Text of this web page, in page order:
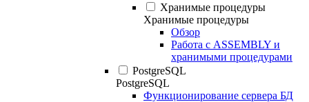
Хранимые процедуры
Хранимые процедуры
Обзор
Работа с ASSEMBLY и
хранимыми процедурами
PostgreSQL
PostgreSQL
Функционирование сервера БД